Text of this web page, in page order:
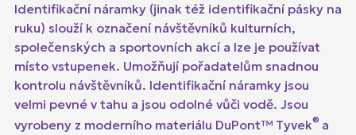
Identifikační náramky (jinak též identifikační pásky na
ruku) slouží k označení návštěvníků kulturních,
společenských a sportovních akcí a lze je používat
místo vstupenek. Umožňují pořadatelům snadnou
kontrolu návštěvníků. Identifikační náramky jsou
velmi pevné v tahu a jsou odolné vůči vodě. Jsou
vyrobeny z moderního materiálu DuPont™ Tyvek® a